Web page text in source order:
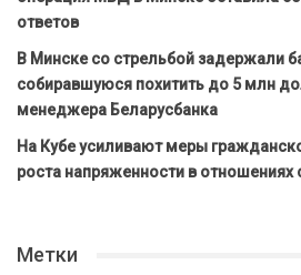
ответов
В Минске со стрельбой задержали
собиравшуюся похитить до 5 млн
менеджера Беларусбанка
На Кубе усиливают меры
роста напряженности в
Метки